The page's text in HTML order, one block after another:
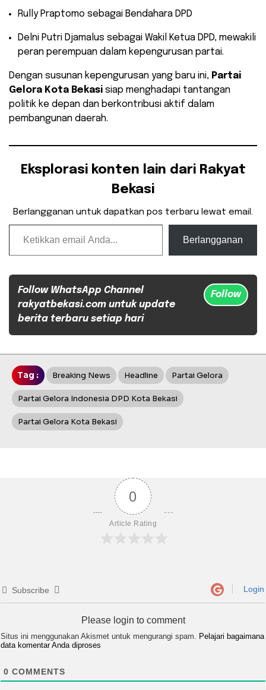
​Rully Praptomo sebagai Bendahara DPD
​Delni Putri Djamalus sebagai Wakil Ketua DPD, mewakili
peran perempuan dalam kepengurusan partai.
​Dengan susunan kepengurusan yang baru ini, Partai
Gelora Kota Bekasi siap menghadapi tantangan
politik ke depan dan berkontribusi aktif dalam
pembangunan daerah.
Eksplorasi konten lain dari Rakyat
Bekasi
Berlangganan untuk dapatkan pos terbaru lewat email.
Ketikkan email Anda...
Berlangganan
Follow WhatsApp Channel
rakyatbekasi.com untuk update
berita terbaru setiap hari
Follow
Tag : Breaking News Headline Partai Gelora
Partai Gelora Indonesia DPD Kota Bekasi
Partai Gelora Kota Bekasi
0
Article Rating
Subscribe Login
Please login to comment
Situs ini menggunakan Akismet untuk mengurangi spam. Pelajari bagaimana
data komentar Anda diproses
0 COMMENTS